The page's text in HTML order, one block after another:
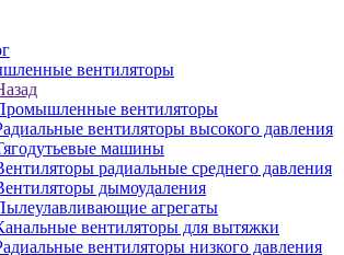
вентиляторы
вентиляторы
вентиляторы высокого давления
машины
радиальные среднего давления
дымоудаления
агрегаты
вентиляторы для вытяжки
вентиляторы низкого давления